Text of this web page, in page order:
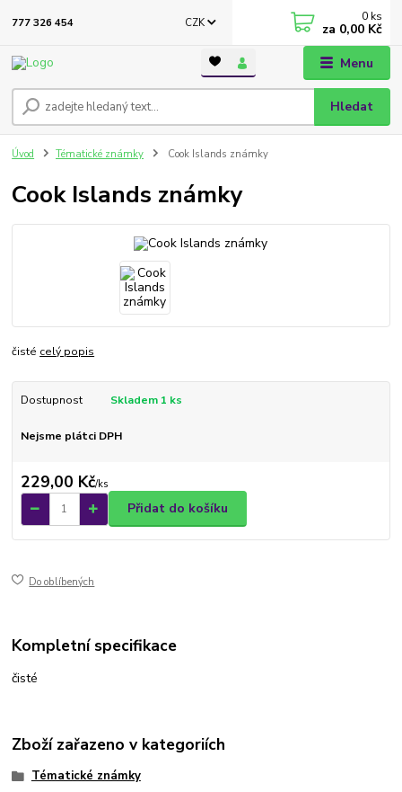
Menu
CZK
Hledat
777 326 454 0 ks
za 0,00 Kč
Úvod Tématické známky Cook Islands známky
Cook Islands známky
čisté celý popis
Dostupnost Skladem 1 ks
Nejsme plátci DPH
229,00 Kč/ks
Přidat do košíku
Do oblíbených
Kompletní specifikace
čisté
Zboží zařazeno v kategoriích
Tématické známky